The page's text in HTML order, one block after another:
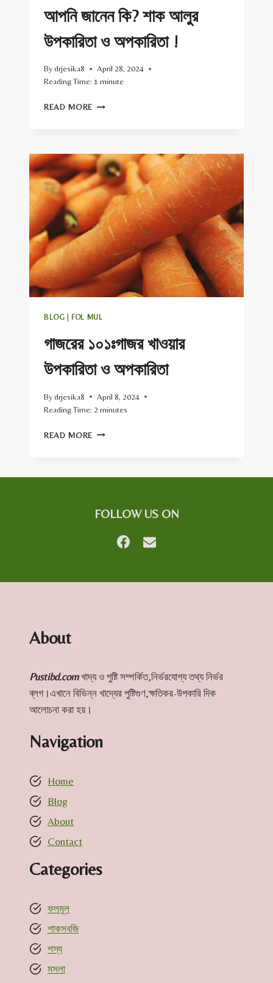
আপনি জানেন কি? শাক আলুর
উপকারিতা ও অপকারিতা !
Bydrjesika8
April 28, 2024
Reading Time: 1 minute
READ MORE আপনি
আলুর
উপকারিতা
ও
অপকারিতা
!
BLOG FOL MUL
গাজরের ১০১ঃগাজর খাওয়ার
উপকারিতা ও অপকারিতা
Bydrjesika8
April 8, 2024
Reading Time: 2 minutes
READ MORE গাজরের
FOLLOW US ON
About
Pustibd.comখাদ্য ও পুষ্টি সম্পর্কিত,নির্ভরযোগ্য তথ্য নির্ভর
ব্লগ।এখানে বিভিন্ন খাদ্যের পুষ্টিগুণ,ক্ষতিকর-উপকারি দিক
আলোচনা করা হয়।
Navigation
Home
Blog
About
Contact
Categories
ফলমূল
শাকসবজি
শস্য
মসলা